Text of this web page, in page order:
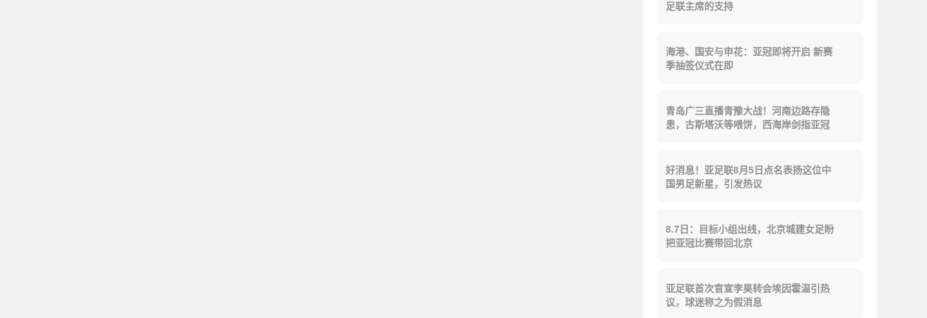
足联主席的支持
海港、国安与申花：亚冠即将开启 新赛
季抽签仪式在即
青岛广三直播青豫大战！河南边路存隐
患，古斯塔沃等喂饼，西海岸剑指亚冠
好消息！亚足联8月5日点名表扬这位中
国男足新星，引发热议
8.7日：目标小组出线，北京城建女足盼
把亚冠比赛带回北京
亚足联首次官宣李昊转会埃因霍温引热
议，球迷称之为假消息